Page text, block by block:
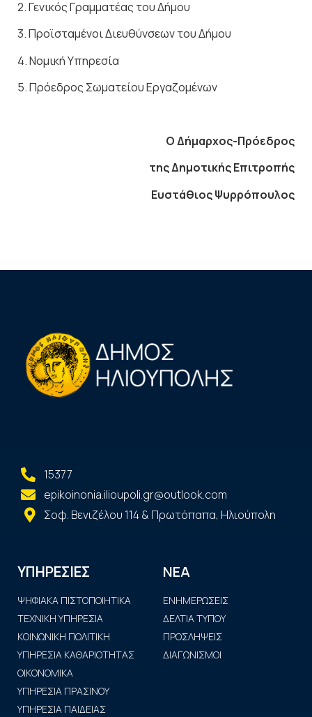
2. Γενικός Γραμματέας του Δήμου
3. Προϊσταμένοι Διευθύνσεων του Δήμου
4. Νομική Υπηρεσία
5. Πρόεδρος Σωματείου Εργαζομένων
Ο Δήμαρχος-Πρόεδρος
της Δημοτικής Επιτροπής
Ευστάθιος Ψυρρόπουλος
15377
epikoinonia.ilioupoli.gr@outlook.com
Σοφ. Βενιζέλου 114 & Πρωτόπαπα, Ηλιούπολη
ΥΠΗΡΕΣΙΕΣ
ΨΗΦΙΑΚΑ ΠΙΣΤΟΠΟΙΗΤΙΚΑ
ΤΕΧΝΙΚΗ ΥΠΗΡΕΣΙΑ
ΚΟΙΝΩΝΙΚΗ ΠΟΛΙΤΙΚΗ
ΥΠΗΡΕΣΙΑ ΚΑΘΑΡΙΟΤΗΤΑΣ
ΟΙΚΟΝΟΜΙΚΑ
ΥΠΗΡΕΣΙΑ ΠΡΑΣΙΝΟΥ
ΥΠΗΡΕΣΙΑ ΠΑΙΔΕΙΑΣ
ΝΕΑ
ΕΝΗΜΕΡΩΣΕΙΣ
ΔΕΛΤΙΑ ΤΥΠΟΥ
ΠΡΟΣΛΗΨΕΙΣ
ΔΙΑΓΩΝΙΣΜΟΙ